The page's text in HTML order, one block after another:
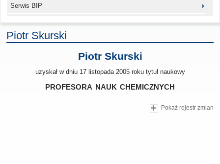
Serwis BIP
Piotr Skurski
Piotr Skurski
uzyskał w dniu 17 listopada 2005 roku tytuł naukowy
profesora nauk chemicznych
Pokaż rejestr zmian